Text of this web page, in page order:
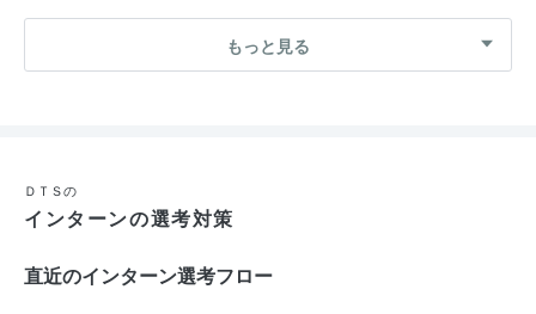
もっと見る
ＤＴＳの
インターンの選考対策
直近のインターン選考フロー